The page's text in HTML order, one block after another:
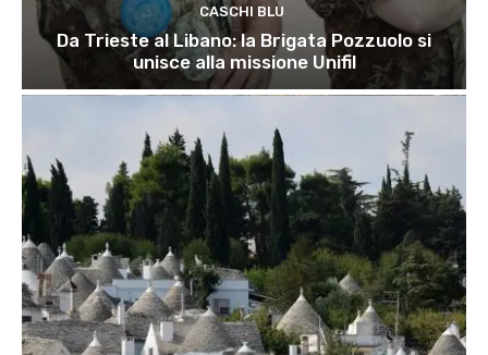
CASCHI BLU
Da Trieste al Libano: la Brigata Pozzuolo si
unisce alla missione Unifil